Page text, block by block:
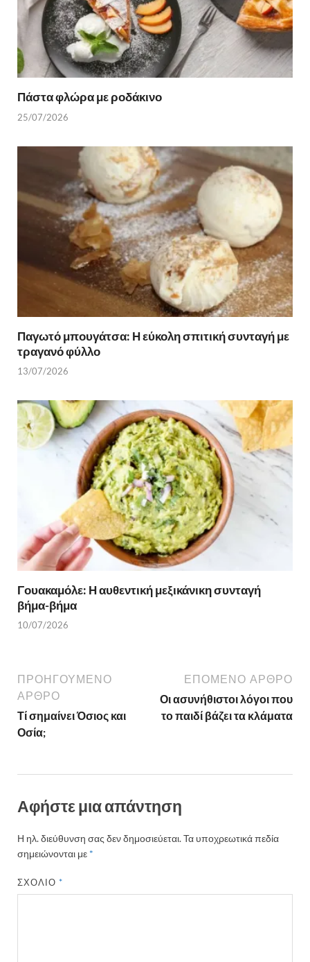
Πάστα φλώρα με ροδάκινο
25/07/2026
Παγωτό μπουγάτσα: Η εύκολη σπιτική συνταγή με
τραγανό φύλλο
13/07/2026
Γουακαμόλε: Η αυθεντική μεξικάνικη συνταγή
βήμα-βήμα
10/07/2026
ΠΡΟΗΓΟΎΜΕΝΟ
ΆΡΘΡΟ
Τί σημαίνει Όσιος και
Οσία;
ΕΠΌΜΕΝΟ ΆΡΘΡΟ
Οι ασυνήθιστοι λόγοι που
το παιδί βάζει τα κλάματα
Αφήστε μια απάντηση
Η ηλ. διεύθυνση σας δεν δημοσιεύεται.Τα υποχρεωτικά πεδία
σημειώνονται με *
ΣΧΌΛΙΟ*